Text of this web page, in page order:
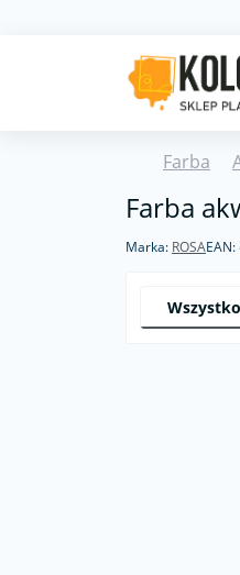
Farba
Farba
Marka: ROSAEAN: